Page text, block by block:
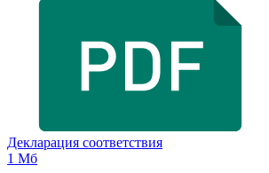
Декларация соответствия
1 Мб